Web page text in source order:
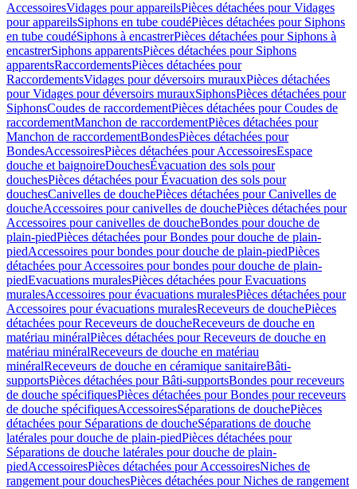
AccessoiresVidages pour appareilsPièces détachées pour Vidages
pour appareilsSiphons en tube coudéPièces détachées pour Siphons
en tube coudéSiphons à encastrerPièces détachées pour Siphons à
encastrerSiphons apparentsPièces détachées pour Siphons
apparentsRaccordementsPièces détachées pour
RaccordementsVidages pour déversoirs murauxPièces détachées
pour Vidages pour déversoirs murauxSiphonsPièces détachées pour
SiphonsCoudes de raccordementPièces détachées pour Coudes de
raccordementManchon de raccordementPièces détachées pour
Manchon de raccordementBondesPièces détachées pour
BondesAccessoiresPièces détachées pour AccessoiresEspace
douche et baignoireDouchesÉvacuation des sols pour
douchesPièces détachées pour Évacuation des sols pour
douchesCanivelles de douchePièces détachées pour Canivelles de
doucheAccessoires pour canivelles de douchePièces détachées pour
Accessoires pour canivelles de doucheBondes pour douche de
plain-piedPièces détachées pour Bondes pour douche de plain-
piedAccessoires pour bondes pour douche de plain-piedPièces
détachées pour Accessoires pour bondes pour douche de plain-
piedEvacuations muralesPièces détachées pour Evacuations
muralesAccessoires pour évacuations muralesPièces détachées pour
Accessoires pour évacuations muralesReceveurs de douchePièces
détachées pour Receveurs de doucheReceveurs de douche en
matériau minéralPièces détachées pour Receveurs de douche en
matériau minéralReceveurs de douche en matériau
minéralReceveurs de douche en céramique sanitaireBâti-
supportsPièces détachées pour Bâti-supportsBondes pour receveurs
de douche spécifiquesPièces détachées pour Bondes pour receveurs
de douche spécifiquesAccessoiresSéparations de douchePièces
détachées pour Séparations de doucheSéparations de douche
latérales pour douche de plain-piedPièces détachées pour
Séparations de douche latérales pour douche de plain-
piedAccessoiresPièces détachées pour AccessoiresNiches de
rangement pour douchesPièces détachées pour Niches de rangement